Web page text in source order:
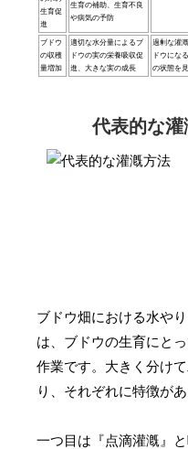
生育促
進
生育の補助、生育不良
や病気の予防
ブドウ
の収穫
量増加
適切な水分量によるブ
ドウの実の栄養吸収促
進、大きな実の成長
過剰な灌
ドウにな
の状態を
代表的な
ブドウ畑における水や
は、ブドウの生育にと
作業です。大きく分け
り、それぞれに特徴があ
一つ目は『点滴灌漑』